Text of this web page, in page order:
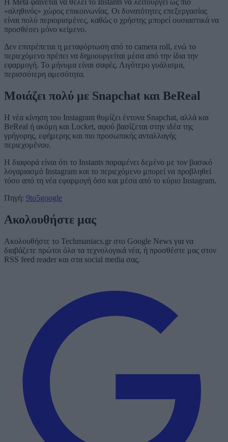
«αληθινός» χώρος επικοινωνίας. Οι δυνατότητες επεξεργασίας
είναι πολύ περιορισμένες, καθώς ο χρήστης μπορεί ουσιαστικά να
προσθέσει μόνο κείμενο.
Δεν επιτρέπεται η μεταφόρτωση από το camera roll, ενώ το
περιεχόμενο πρέπει να δημιουργείται μέσα από την ίδια την
εφαρμογή. Το μήνυμα είναι σαφές. Λιγότερο γυάλισμα,
περισσότερη αμεσότητα.
Μοιάζει πολύ με Snapchat και BeReal
Η νέα κίνηση του Instagram θυμίζει έντονα Snapchat, αλλά και
BeReal ή ακόμη και Locket, αφού βασίζεται στην ιδέα της
γρήγορης, εφήμερης και πιο προσωπικής ανταλλαγής
περιεχομένου.
Η διαφορά είναι ότι το Instants παραμένει δεμένο με τον βασικό
λογαριασμό Instagram και το περιεχόμενο μπορεί να προβληθεί
τόσο από τη νέα εφαρμογή όσο και μέσα από το κύριο Instagram.
Πηγή: 9to5google
Ακολουθήστε μας
Ακολουθήστε το Techmaniacs.gr στο Google News για να
διαβάζετε πρώτοι όλα τα τεχνολογικά νέα, ή προσθέστε μας στον
RSS feed reader και στα social media σας.